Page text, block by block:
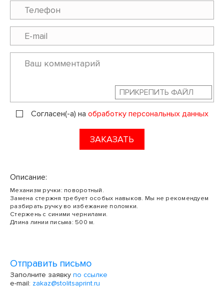
ПРИКРЕПИТЬ ФАЙЛ
Согласен(-а) на обработку персональных данных
ЗАКАЗАТЬ
Описание:
Механизм ручки: поворотный.
Замена стержня требует особых навыков. Мы не рекомендуем
разбирать ручку во избежание поломки.
Стержень с синими чернилами.
Длина линии письма: 500 м.
Отправить письмо
Заполните заявку по ссылке
e-mail: zakaz@stolitsaprint.ru